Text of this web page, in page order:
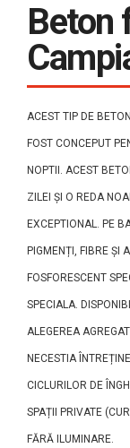
Beton
ACEST TIP DE
FOST CONCEPUT
NOPTII. ACEST
ZILEI ȘI O REDA
EXCEPTIONAL. PE
PIGMENȚI, FIBRE ȘI
FOSFORESCENT
SPECIALA.
ALEGEREA
NECESTIA
CICLURILOR DE
SPAȚII PRIVATE
FĂRĂ ILUMINARE.